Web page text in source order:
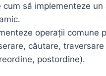
cum să implementeze un
operații comune
căutare, traversare
postordine).